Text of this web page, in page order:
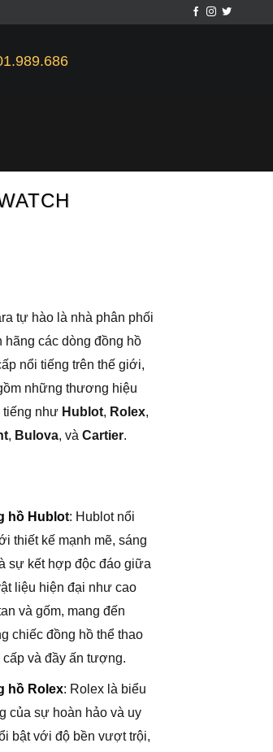
tự hào là nhà phân phối
hãng các dòng đồng hồ
nổi tiếng trên thế giới,
những thương hiệu
tiếng như Hublot, Rolex,
, Bulova, và Cartier.
hồ Hublot: Hublot nổi
thiết kế mạnh mẽ, sáng
sự kết hợp độc đáo giữa
liệu hiện đại như cao
và gốm, mang đến
chiếc đồng hồ thể thao
cấp và đầy ấn tượng.
hồ Rolex: Rolex là biểu
của sự hoàn hảo và uy
bật với độ bền vượt trội,